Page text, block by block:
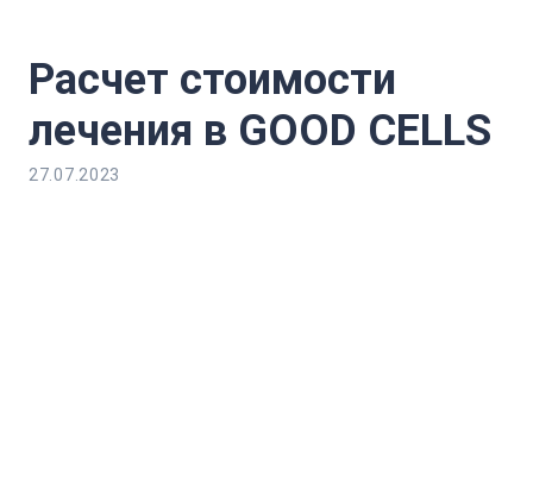
Расчет стоимости
лечения в GOOD CELLS
27.07.2023